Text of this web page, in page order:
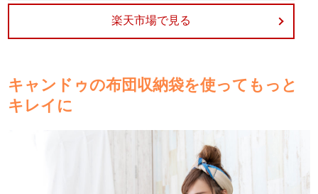
楽天市場で見る
キャンドゥの布団収納袋を使ってもっと
キレイに